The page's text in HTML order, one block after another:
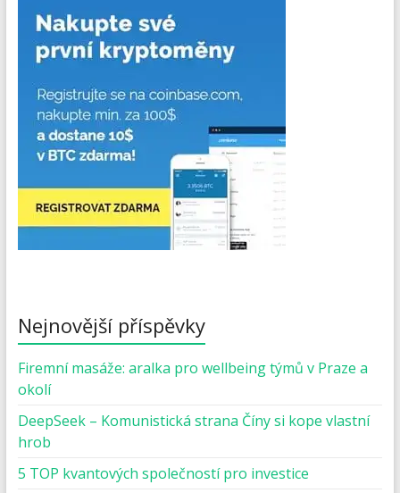
Nejnovější příspěvky
Firemní masáže: aralka pro wellbeing týmů v Praze a
okolí
DeepSeek – Komunistická strana Číny si kope vlastní
hrob
5 TOP kvantových společností pro investice